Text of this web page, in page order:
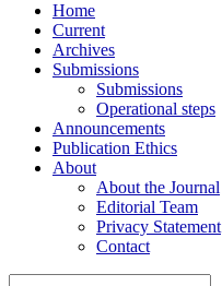
Home
Current
Archives
Submissions
Submissions
Operational steps
Announcements
Publication Ethics
About
About the Journal
Editorial Team
Privacy Statement
Contact